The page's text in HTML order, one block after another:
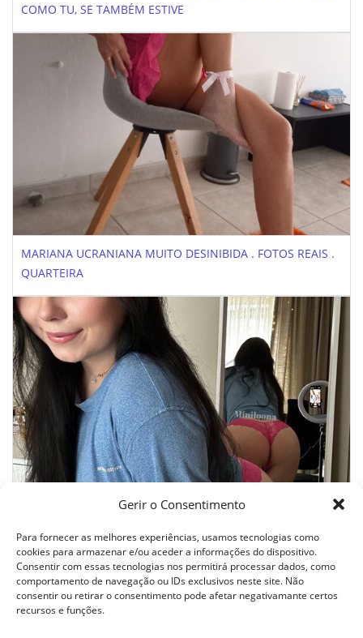
Gerir o Consentimento
Para fornecer as melhores experiências, usamos tecnologias como
cookies para armazenar e/ou aceder a informações do dispositivo.
Consentir com essas tecnologias nos permitirá processar dados, como
comportamento de navegação ou IDs exclusivos neste site. Não
consentir ou retirar o consentimento pode afetar negativamante certos
recursos e funções.
COMO TU, SE TAMBÉM ESTIVE
MARIANA UCRANIANA MUITO DESINIBIDA . FOTOS REAIS .
QUARTEIRA
Todos os direitos reservados © 2024 - Tablago